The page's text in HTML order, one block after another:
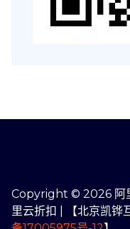
Copyright © 2026 阿
里云折扣 | 【北京凯铧